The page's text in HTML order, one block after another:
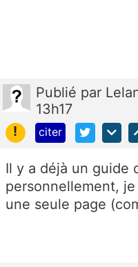
Publié par
13h17
!
citer
Il y a déjà un guide
personnellement,
une seule page